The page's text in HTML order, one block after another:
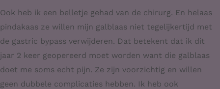
Ook heb ik een belletje gehad van de chirurg. En helaas
pindakaas ze willen mijn galblaas niet tegelijkertijd met
de gastric bypass verwijderen. Dat betekent dat ik dit
jaar 2 keer geopereerd moet worden want die galblaas
doet me soms echt pijn. Ze zijn voorzichtig en willen
geen dubbele complicaties hebben. Ik heb ook